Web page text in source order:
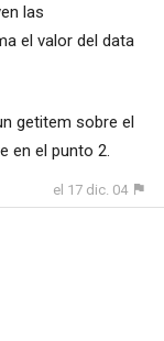
las
el valor del data
getitem sobre el
en el punto 2.
el 17 dic. 04